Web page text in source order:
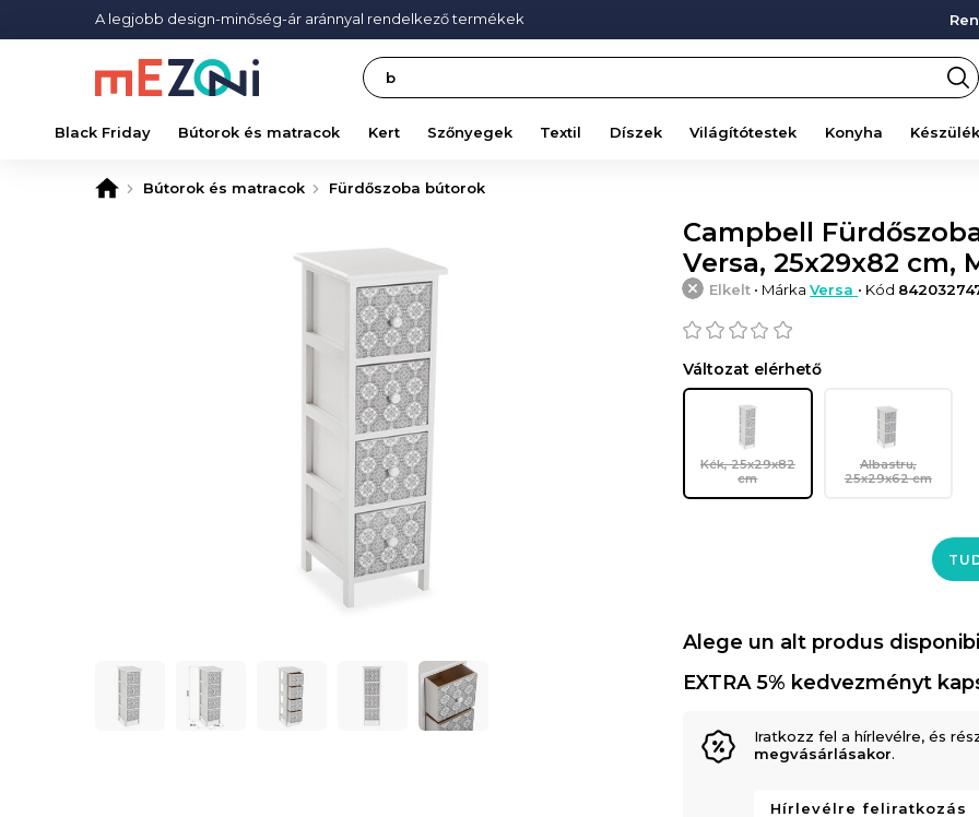
A legjobb design-minőség-ár aránnyal rendelkező termékek
Search
Black Friday Bútorok és matracok Kert Szőnyegek Textil Díszek Világítótestek Konyha
Bútorok és matracok Fürdőszoba bútorok
Campbell
Versa, 25x29x82 cm,
Elkelt • MárkaVersa • Kód
Változat elérhető
Kék, 25x29x82
cm
Albastru,
25x29x62 cm
Alege un alt produs
EXTRA 5% kedvezményt
Iratkozz fel a hírlevélre, és
megvásárlásakor.
Hírlevélre feliratkozás